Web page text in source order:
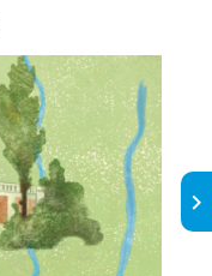
keyboard_arrow_right